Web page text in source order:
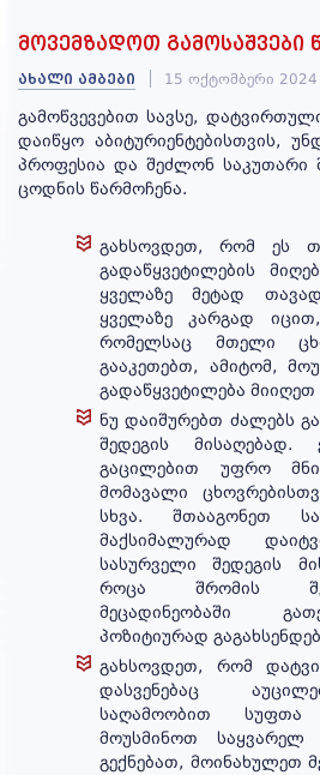
სასკოლო
კლუბები
ბანაკი
ადრეული
სკოლამდელი
განათლების
აკადემია
სიახლეები
მოხალისე
მასწავლებელი
ხშირად
დასმული
კითხვები
მოვემზადოთ გამოსაშვები
ახალი ამბები 15 ოქტომბერი 2024
გამოწვევებით სავსე,
დაიწყო აბიტურიენტებისთვის,
პროფესია და შეძლონ საკუთარი
ცოდნის წარმოჩენა.
გახსოვდეთ, რომ ეს
გადაწყვეტილების
ყველაზე მეტად
ყველაზე კარგად
რომელსაც მთელი
გააკეთებთ, ამიტომ,
გადაწყვეტილება
ნუ დაიშურებთ ძალებს
შედეგის
გაცილებით უფრო
მომავალი
სხვა. შთააგონეთ
მაქსიმალურად
სასურველი შედეგის
როცა შრომის
მეცადინეობაში
პოზიტიურად
გახსოვდეთ, რომ
დასვენებაც
საღამოობით სუფთა
მოუსმინოთ
გექნებათ, მოინახულეთ